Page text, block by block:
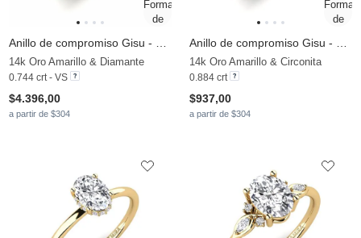
14k Oro Amarillo & Diamante
0.744 crt - VS
$4.396,00
a partir de $304
14k Oro Amarillo & Circonita
0.884 crt
$937,00
a partir de $304